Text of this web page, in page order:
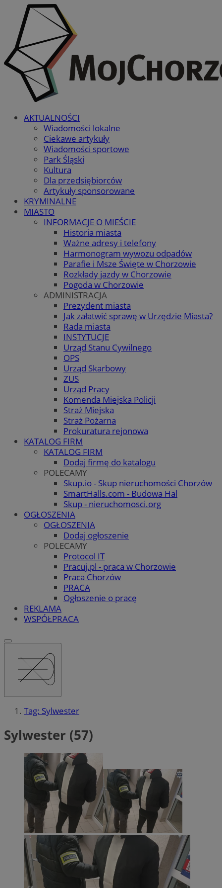
AKTUALNOŚCI
Wiadomości lokalne
Ciekawe artykuły
Wiadomości sportowe
Park Śląski
Kultura
Dla przedsiębiorców
Artykuły sponsorowane
KRYMINALNE
MIASTO
INFORMACJE O MIEŚCIE
Historia miasta
Ważne adresy i telefony
Harmonogram wywozu odpadów
Parafie i Msze Święte w Chorzowie
Rozkłady jazdy w Chorzowie
Pogoda w Chorzowie
ADMINISTRACJA
Prezydent miasta
Jak załatwić sprawę w Urzędzie Miasta?
Rada miasta
INSTYTUCJE
Urząd Stanu Cywilnego
OPS
Urząd Skarbowy
ZUS
Urząd Pracy
Komenda Miejska Policji
Straż Miejska
Straż Pożarna
Prokuratura rejonowa
KATALOG FIRM
KATALOG FIRM
Dodaj firmę do katalogu
POLECAMY
Skup.io - Skup nieruchomości Chorzów
SmartHalls.com - Budowa Hal
Skup - nieruchomosci.org
OGŁOSZENIA
OGŁOSZENIA
Dodaj ogłoszenie
POLECAMY
Protocol IT
Pracuj.pl - praca w Chorzowie
Praca Chorzów
PRACA
Ogłoszenie o pracę
REKLAMA
WSPÓŁPRACA
Tag: Sylwester
Sylwester (57)